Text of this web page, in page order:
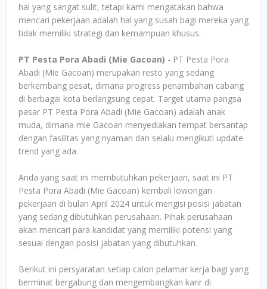
hal yang sangat sulit, tetapi kami mengatakan bahwa
mencari pekerjaan adalah hal yang susah bagi mereka yang
tidak memiliki strategi dan kemampuan khusus.
PT Pesta Pora Abadi (Mie Gacoan) - PT Pesta Pora
Abadi (Mie Gacoan) merupakan resto yang sedang
berkembang pesat, dimana progress penambahan cabang
di berbagai kota berlangsung cepat. Target utama pangsa
pasar PT Pesta Pora Abadi (Mie Gacoan) adalah anak
muda, dimana mie Gacoan menyediakan tempat bersantap
dengan fasilitas yang nyaman dan selalu mengikuti update
trend yang ada.
Anda yang saat ini membutuhkan pekerjaan, saat ini PT
Pesta Pora Abadi (Mie Gacoan) kembali lowongan
pekerjaan di bulan April 2024 untuk mengisi posisi jabatan
yang sedang dibutuhkan perusahaan. Pihak perusahaan
akan mencari para kandidat yang memiliki potensi yang
sesuai dengan posisi jabatan yang dibutuhkan.
Berikut ini persyaratan setiap calon pelamar kerja bagi yang
berminat bergabung dan mengembangkan karir di